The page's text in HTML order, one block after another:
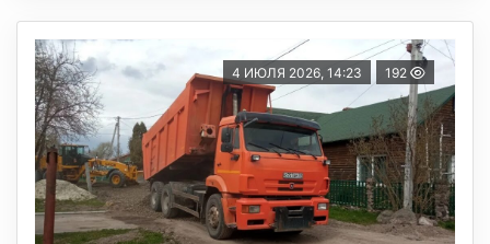
4 ИЮЛЯ 2026, 14:23 192